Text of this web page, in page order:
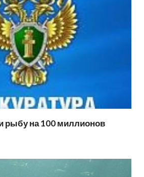
рыбу на 100 миллионов